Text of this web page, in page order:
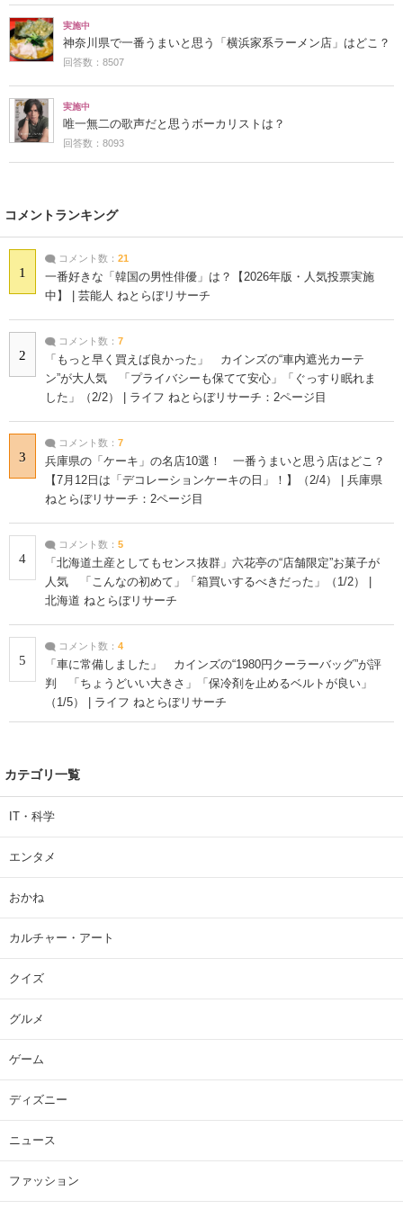
実施中
神奈川県で一番うまいと思う「横浜家系ラーメン店」はどこ？
回答数：8507
実施中
唯一無二の歌声だと思うボーカリストは？
回答数：8093
コメントランキング
1
コメント数： 21
一番好きな「韓国の男性俳優」は？【2026年版・人気投票実施
中】 | 芸能人 ねとらぼリサーチ
2
コメント数： 7
「もっと早く買えば良かった」 カインズの“車内遮光カーテ
ン”が大人気 「プライバシーも保てて安心」「ぐっすり眠れま
した」（2/2） | ライフ ねとらぼリサーチ：2ページ目
3
コメント数： 7
兵庫県の「ケーキ」の名店10選！ 一番うまいと思う店はどこ？
【7月12日は「デコレーションケーキの日」！】（2/4） | 兵庫県
ねとらぼリサーチ：2ページ目
4
コメント数： 5
「北海道土産としてもセンス抜群」六花亭の“店舗限定”お菓子が
人気 「こんなの初めて」「箱買いするべきだった」（1/2） |
北海道 ねとらぼリサーチ
5
コメント数： 4
「車に常備しました」 カインズの“1980円クーラーバッグ”が評
判 「ちょうどいい大きさ」「保冷剤を止めるベルトが良い」
（1/5） | ライフ ねとらぼリサーチ
カテゴリ一覧
IT・科学
エンタメ
おかね
カルチャー・アート
クイズ
グルメ
ゲーム
ディズニー
ニュース
ファッション